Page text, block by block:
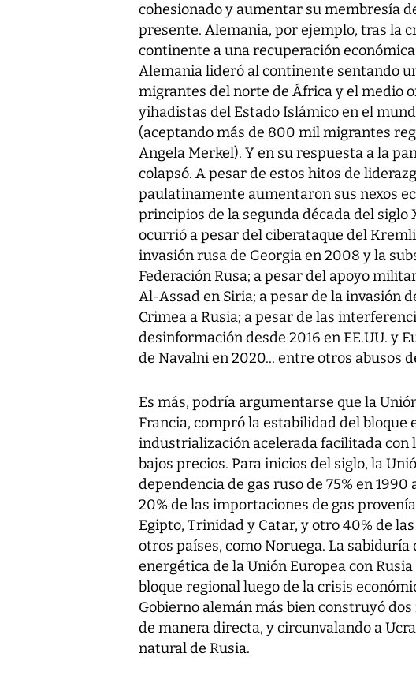
cohesionado y aumentar su membresía
presente. Alemania, por ejemplo, tras la
continente a una recuperación
Alemania lideró al continente sentando
migrantes del norte de África y el medio
yihadistas del Estado Islámico en el
(aceptando más de 800 mil migrantes
Angela Merkel). Y en su respuesta a la
colapsó. A pesar de estos hitos de
paulatinamente aumentaron sus nexos
principios de la segunda década del
ocurrió a pesar del ciberataque del
invasión rusa de Georgia en 2008 y la
Federación Rusa; a pesar del apoyo
Al-Assad en Siria; a pesar de la invasión
Crimea a Rusia; a pesar de las
desinformación desde 2016 en EE.UU. y
de Navalni en 2020... entre otros abusos
Es más, podría argumentarse que la
Francia, compró la estabilidad del bloque
industrialización acelerada facilitada con
bajos precios. Para inicios del siglo, la
dependencia de gas ruso de 75% en 1990
20% de las importaciones de gas
Egipto, Trinidad y Catar, y otro 40% de
otros países, como Noruega. La
energética de la Unión Europea con
bloque regional luego de la crisis
Gobierno alemán más bien construyó
de manera directa, y circunvalando a
natural de Rusia.